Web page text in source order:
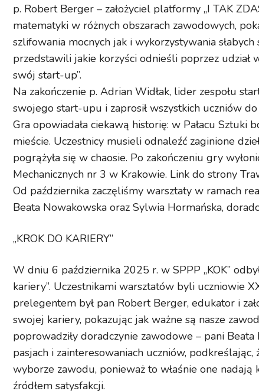
p. Robert Berger – założyciel platformy „I TAK
matematyki w różnych obszarach zawodowych,
szlifowania mocnych jak i wykorzystywania
przedstawili jakie korzyści odnieśli poprzez udział
swój start-up”.
Na zakończenie p. Adrian Widłak, lider zespołu
swojego start-upu i zaprosił wszystkich uczniów
Gra opowiadała ciekawą historię: w Pałacu
mieście. Uczestnicy musieli odnaleźć zaginione
pogrążyła się w chaosie. Po zakończeniu gry
Mechanicznych nr 3 w Krakowie. Link do strony
Od października zaczęliśmy warsztaty w ramach
Beata Nowakowska oraz Sylwia Hormańska,
„KROK DO KARIERY”
W dniu 6 października 2025 r. w SPPP „KOK”
kariery”. Uczestnikami warsztatów byli uczniowie
prelegentem był pan Robert Berger, edukator i
swojej kariery, pokazując jak ważne są nasze
poprowadziły doradczynie zawodowe – pani
pasjach i zainteresowaniach uczniów,
wyborze zawodu, ponieważ to właśnie one
źródłem satysfakcji.